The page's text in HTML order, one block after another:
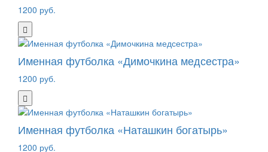
1200 руб.
Именная футболка «Димочкина медсестра»
1200 руб.
Именная футболка «Наташкин богатырь»
1200 руб.